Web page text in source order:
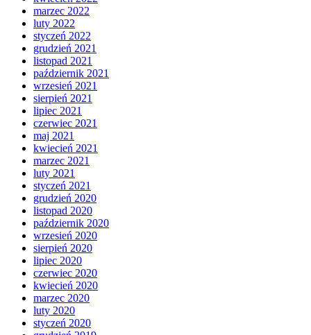
marzec 2022
luty 2022
styczeń 2022
grudzień 2021
listopad 2021
październik 2021
wrzesień 2021
sierpień 2021
lipiec 2021
czerwiec 2021
maj 2021
kwiecień 2021
marzec 2021
luty 2021
styczeń 2021
grudzień 2020
listopad 2020
październik 2020
wrzesień 2020
sierpień 2020
lipiec 2020
czerwiec 2020
kwiecień 2020
marzec 2020
luty 2020
styczeń 2020